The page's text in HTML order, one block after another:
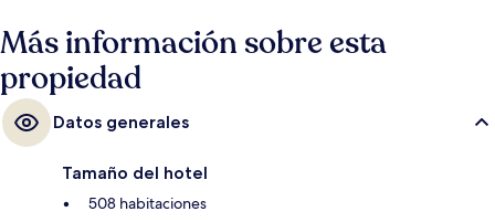
Más información sobre esta
propiedad
Datos generales
Tamaño del hotel
508 habitaciones